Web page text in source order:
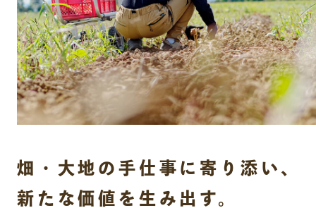
畑・大地の手仕事に寄り添い、
新たな価値を生み出す。